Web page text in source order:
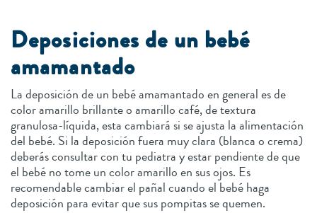
Deposiciones de un bebé
amamantado
La deposición de un bebé amamantado en general es de
color amarillo brillante o amarillo café, de textura
granulosa-líquida, esta cambiará si se ajusta la alimentación
del bebé. Si la deposición fuera muy clara (blanca o crema)
deberás consultar con tu pediatra y estar pendiente de que
el bebé no tome un color amarillo en sus ojos. Es
recomendable cambiar el pañal cuando el bebé haga
deposición para evitar que sus pompitas se quemen.